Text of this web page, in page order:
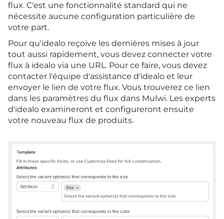
flux. C'est une fonctionnalité standard qui ne
nécessite aucune configuration particulière de
votre part.
Pour qu'idealo reçoive les dernières mises à jour
tout aussi rapidement, vous devez connecter votre
flux à idealo via une URL. Pour ce faire, vous devez
contacter l'équipe d'assistance d'idealo et leur
envoyer le lien de votre flux. Vous trouverez ce lien
dans les paramètres du flux dans Mulwi. Les experts
d'idealo examineront et configureront ensuite
votre nouveau flux de produits.